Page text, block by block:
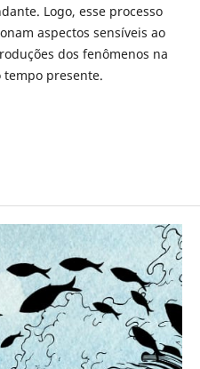
Logo, esse processo
aspectos sensíveis ao
dos fenômenos na
tempo presente.